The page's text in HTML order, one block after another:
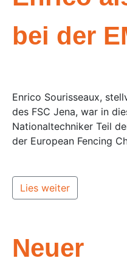
bei der
Enrico Sourisseaux,
des FSC Jena, war in
Nationaltechniker Teil
der European Fencing
Lies weiter
Neuer